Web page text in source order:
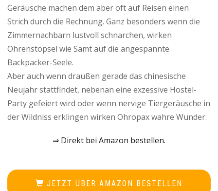
Geräusche machen dem aber oft auf Reisen einen
Strich durch die Rechnung. Ganz besonders wenn die
Zimmernachbarn lustvoll schnarchen, wirken
Ohrenstöpsel wie Samt auf die angespannte
Backpacker-Seele.
Aber auch wenn draußen gerade das chinesische
Neujahr stattfindet, nebenan eine exzessive Hostel-
Party gefeiert wird oder wenn nervige Tiergeräusche in
der Wildniss erklingen wirken Ohropax wahre Wunder.
⇒ Direkt bei Amazon bestellen.
JETZT ÜBER AMAZON BESTELLEN